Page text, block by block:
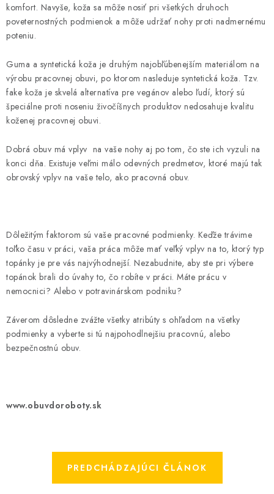
komfort. Navyše, koža sa môže nosiť pri všetkých druhoch
poveternostných podmienok a môže udržať nohy proti nadmernému
poteniu.
Guma a syntetická koža je druhým najobľúbenejším materiálom na
výrobu pracovnej obuvi, po ktorom nasleduje syntetická koža. Tzv.
fake koža je skvelá alternatíva pre vegánov alebo ľudí, ktorý sú
špeciálne proti noseniu živočíšnych produktov nedosahuje kvalitu
koženej pracovnej obuvi.
Dobrá obuv má vplyv na vaše nohy aj po tom, čo ste ich vyzuli na
konci dňa. Existuje veľmi málo odevných predmetov, ktoré majú tak
obrovský vplyv na vaše telo, ako pracovná obuv.
Dôležitým faktorom sú vaše pracovné podmienky. Keďže trávime
toľko času v práci, vaša práca môže mať veľký vplyv na to, ktorý typ
topánky je pre vás najvýhodnejší. Nezabudnite, aby ste pri výbere
topánok brali do úvahy to, čo robíte v práci. Máte prácu v
nemocnici? Alebo v potravinárskom podniku?
Záverom dôsledne zvážte všetky atribúty s ohľadom na všetky
podmienky a vyberte si tú najpohodlnejšiu pracovnú, alebo
bezpečnostnú obuv.
www.obuvdoroboty.sk
PREDCHÁDZAJÚCI ČLÁNOK